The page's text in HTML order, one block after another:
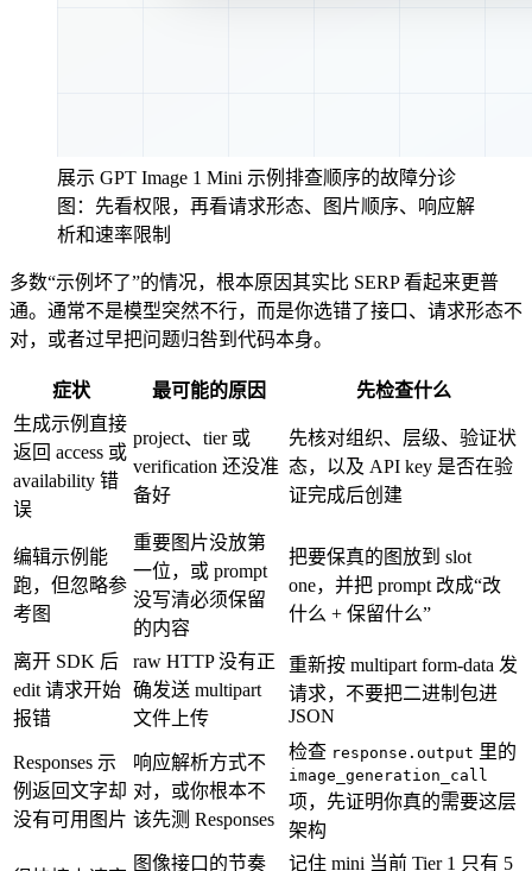
展示 GPT Image 1 Mini 示例排查顺序的故障分诊
图：先看权限，再看请求形态、图片顺序、响应解
析和速率限制
多数“示例坏了”的情况，根本原因其实比 SERP 看起来更普
通。通常不是模型突然不行，而是你选错了接口、请求形态不
对，或者过早把问题归咎到代码本身。
症状 最可能的原因
先检查什么
生成示例直接
返回 access 或
availability 错
误
project、tier 或
verification 还没准
备好
先核对组织、层级、验证状
态，以及 API key 是否在验
证完成后创建
编辑示例能
跑，但忽略参
考图
重要图片没放第
一位，或 prompt
没写清必须保留
的内容
把要保真的图放到 slot
one，并把 prompt 改成“改
什么 + 保留什么”
离开 SDK 后
edit 请求开始
报错
raw HTTP 没有正
确发送 multipart
文件上传
重新按 multipart form-data 发
请求，不要把二进制包进
JSON
Responses 示
例返回文字却
没有可用图片
响应解析方式不
对，或你根本不
该先测 Responses
检查 response.output 里的
image_generation_call
项，先证明你真的需要这层
架构
图像接口的节奏 记住 mini 当前 Tier 1 只有 5